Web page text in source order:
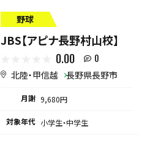
野球
JBS【アピナ長野村山校】
0.00 0
北陸・甲信越 長野県長野市
月謝 9,680円
対象年代 小学生・中学生